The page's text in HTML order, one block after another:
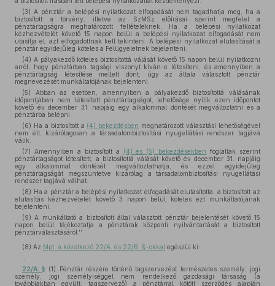
(3) A pénztár a belépési nyilatkozat elfogadását nem tagadhatja meg, ha a
biztosított a törvény, illetve az SzMSz előírásai szerint megfelel a
pénztártagságra meghatározott feltételeknek. Ha a belépési nyilatkozat
kézhezvételét követő 15 napon belül a belépési nyilatkozat elfogadását nem
utasítja el, azt elfogadottnak kell tekinteni. A belépési nyilatkozat elutasítását a
pénztár egyidejűleg köteles a Felügyeletnek bejelenteni.
(4) A pályakezdő köteles biztosítottá válását követő 15 napon belül nyilatkozni
arról, hogy pénztárban tagsági viszonyt kíván-e létesíteni, és amennyiben a
pénztártagság létesítése mellett dönt, úgy az általa választott pénztár
megnevezését munkáltatójának bejelenteni.
(5) Abban az esetben, amennyiben a pályakezdő biztosítottá válásának
időpontjában nem létesített pénztártagságot, lehetősége nyílik ezen időpontot
követő év december 31. napjáig egy alkalommal döntését megváltoztatni és a
pénztárba belépni.
(6) Ha a biztosított a (4) bekezdésben meghatározott választási lehetőségével
nem élt, kizárólagosan a társadalombiztosítási nyugellátási rendszer tagjává
válik.
(7) Amennyiben a biztosított a
(4) és (5) bekezdésekben foglaltak szerint
pénztártagságot létesített, a biztosítottá válását követő év december 31. napjáig
egy alkalommal döntését megváltoztathatja, és ezzel egyidejűleg
pénztártagságát megszüntetve kizárólag a társadalombiztosítási nyugellátási
rendszer tagjává válhat.
(8) Ha a pénztár a belépési nyilatkozat elfogadását elutasította, a biztosított az
elutasítás kézhezvételét követő 3 napon belül köteles ezt munkáltatójának
bejelenteni.
(9) A munkáltató a biztosított által választott pénztár bejelentését követő 15
napon belül tájékoztatja a pénztárak központi nyilvántartását a biztosított
pénztárválasztásáról.''
(8) Az Mpt. a következő 22/A. és 22/B. §-okkal egészül ki:
22/A. § (1) Pénztár részére történő tagszervezést természetes személy, jogi
személy, jogi személyiséggel nem rendelkező gazdasági társaság (a
továbbiakban együtt: tagszervező) a pénztárral kötött szerződés alapján